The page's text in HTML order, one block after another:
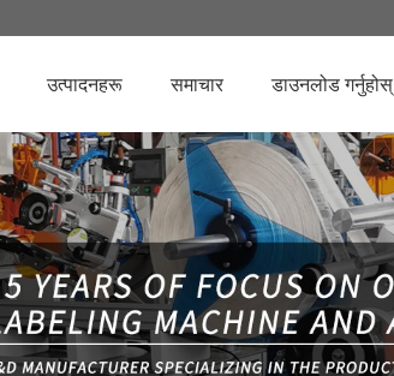
उत्पादनहरू समाचार डाउनलोड गर्नुहोस्